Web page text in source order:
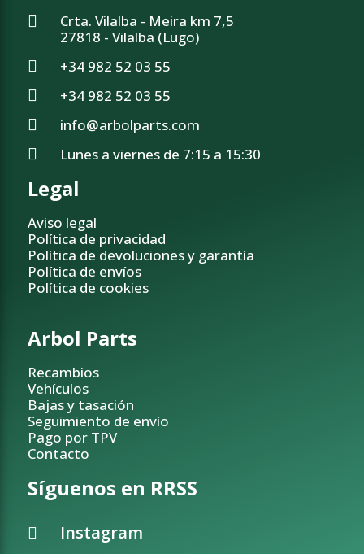
Crta. Vilalba - Meira km 7,5
27818 - Vilalba (Lugo)
+34 982 52 03 55
+34 982 52 03 55
info@arbolparts.com
Lunes a viernes de 7:15 a 15:30
Legal
Aviso legal
Política de privacidad
Política de devoluciones y garantía
Política de envíos
Política de cookies
Arbol Parts
Recambios
Vehículos
Bajas y tasación
Seguimiento de envío
Pago por TPV
Contacto
Síguenos en RRSS
Instagram